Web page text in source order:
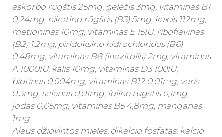
askorbo rūgštis 25mg, geležis 3mg, vitaminas B1
0,24mg, nikotino rūgštis (B3) 5mg, kalcis 112mg,
metioninas 10mg, vitaminas E 15IU, riboflavinas
(B2) 1,2mg, piridoksino hidrochloridas (B6)
0,48mg, vitaminas B8 (inozitolis) 2mg, vitaminas
A 1000IU, kalis 10mg, vitaminas D3 100IU,
biotinas 0,004mg, vitaminas B12 0,01mg, varis
0,3mg, selenas 0,01mg, folinė rūgštis 0,1mg,
jodas 0,05mg, vitaminas B5 4,8mg, manganas
1mg.
Alaus džiovintos mielės, dikalcio fosfatas, kalcio